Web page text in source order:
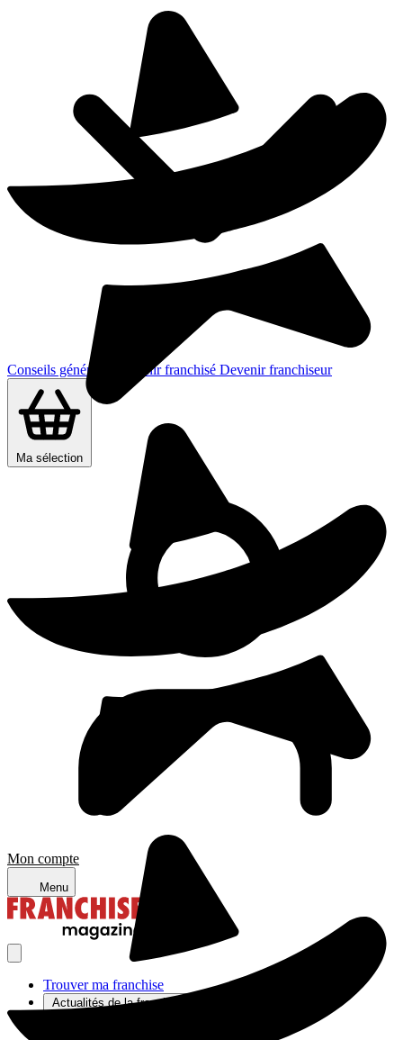
Conseils généraux Devenir franchisé Devenir franchiseur
Ma sélection
Mon compte
Menu
Trouver ma franchise
Actualités de la franchise